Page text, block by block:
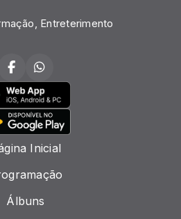
Entreterimento
Inicial
Álbuns